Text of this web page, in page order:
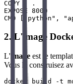
COPY . .
EXPOSE 8000
2. L'image
L'image est le
Vous la construisez